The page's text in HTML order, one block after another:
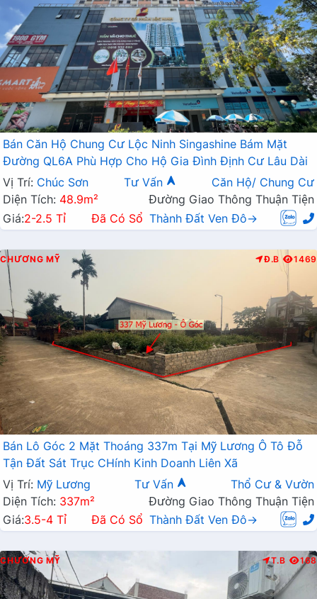
Bán Căn Hộ Chung Cư Lộc Ninh Singashine Bám Mặt
Đường QL6A Phù Hợp Cho Hộ Gia Đình Định Cư Lâu Dài
Vị Trí: Chúc Sơn Tư Vấn
Căn Hộ/ Chung Cư
Diện Tích: 48.9m²
Đường Giao Thông Thuận Tiện
Giá:2-2.5 Tỉ Đã Có Sổ Thành Đất Ven Đô→
CHƯƠNG MỸ Đ.B 1469
Bán Lô Góc 2 Mặt Thoáng 337m Tại Mỹ Lương Ô Tô Đỗ
Tận Đất Sát Trục CHính Kinh Doanh Liên Xã
Vị Trí: Mỹ Lương Tư Vấn
Thổ Cư & Vườn
Diện Tích: 337m²
Đường Giao Thông Thuận Tiện
Giá:3.5-4 Tỉ Đã Có Sổ Thành Đất Ven Đô→
CHƯƠNG MỸ T.B 168